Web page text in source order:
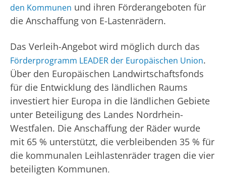
den Kommunen und ihren Förderangeboten für
die Anschaffung von E-Lastenrädern.
Das Verleih-Angebot wird möglich durch das
Förderprogramm LEADER der Europäischen Union.
Über den Europäischen Landwirtschaftsfonds
für die Entwicklung des ländlichen Raums
investiert hier Europa in die ländlichen Gebiete
unter Beteiligung des Landes Nordrhein-
Westfalen. Die Anschaffung der Räder wurde
mit 65 % unterstützt, die verbleibenden 35 % für
die kommunalen Leihlastenräder tragen die vier
beteiligten Kommunen.